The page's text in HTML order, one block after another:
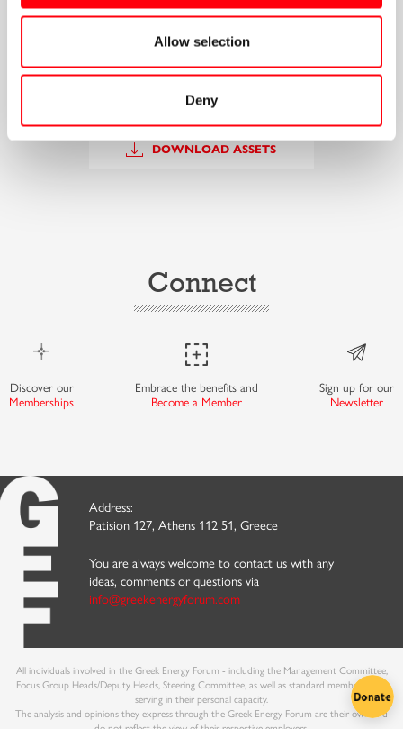
Allow selection
Deny
Smart Tip:Η σειρά με την οποία προσφέρουν οι διάφορες
ηλεκτροπαραγωγικές μονάδες την παραγωγή τους στο
σύστημα ηλεκτρισμού της χώρας ονομάζεται Merit Order.
DOWNLOAD ASSETS
Connect
Discover our
Memberships
Embrace the benefits and
Become a Member
Sign up for our
Newsletter
Address:
Patision 127, Athens 112 51, Greece
You are always welcome to contact us with any
ideas, comments or questions via
info@greekenergyforum.com
All individuals involved in the Greek Energy Forum - including the Management Committee,
Focus Group Heads/Deputy Heads, Steering Committee, as well as standard members - are
serving in their personal capacity.
The analysis and opinions they express through the Greek Energy Forum are their own and